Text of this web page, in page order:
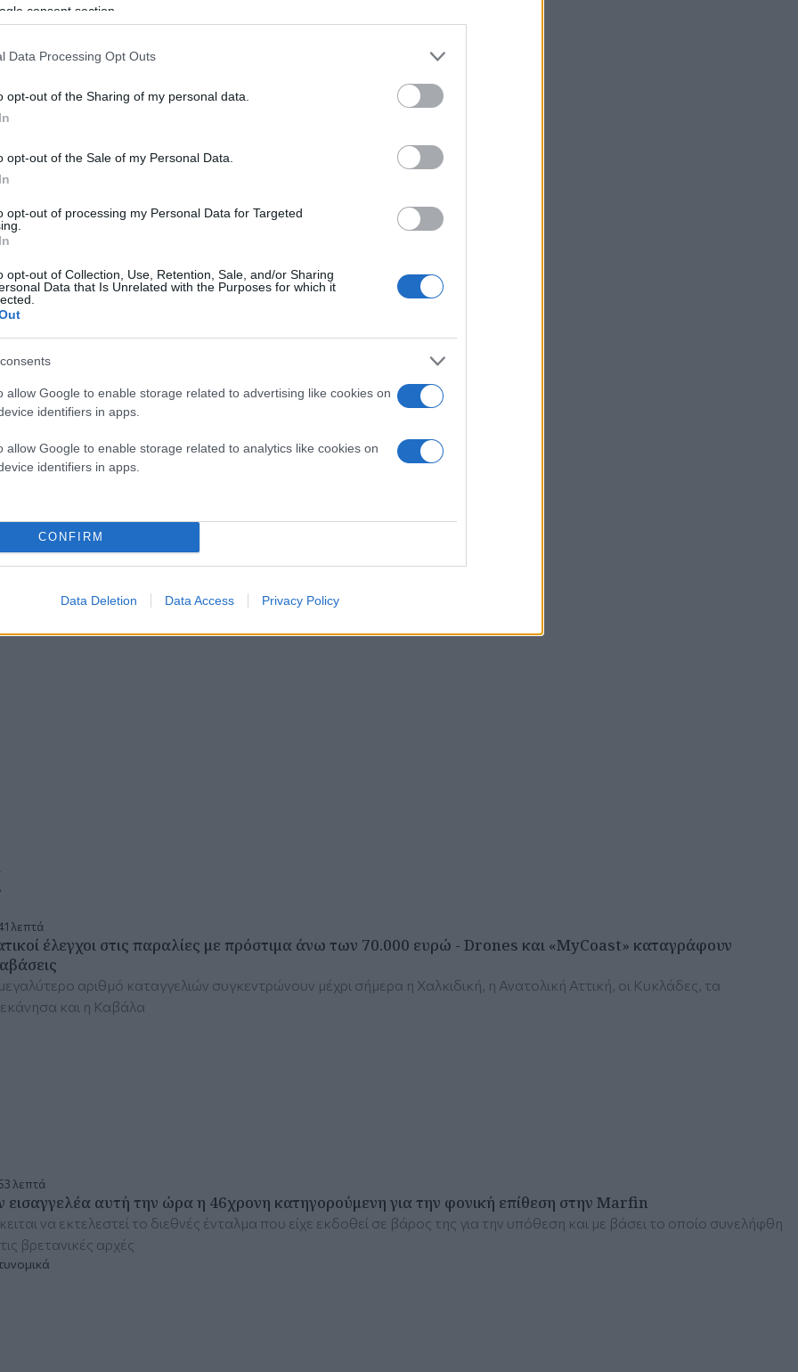
consent section.
Data Processing Opt Outs
opt-out of the Sharing of my personal data.
opt-out of the Sale of my Personal Data.
opt-out of processing my Personal Data for Targeted
opt-out of Collection, Use, Retention, Sale, and/or Sharing
Data that Is Unrelated with the Purposes for which it
allow Google to enable storage related to advertising like cookies on
identifiers in apps.
allow Google to enable storage related to analytics like cookies on
identifiers in apps.
CONFIRM
Data Deletion Data Access Privacy Policy
λεπτά
έλεγχοι στις παραλίες με πρόστιμα άνω των 70.000 ευρώ - Drones και «MyCoast» καταγράφουν
αριθμό καταγγελιών συγκεντρώνουν μέχρι σήμερα η Χαλκιδική, η Ανατολική Αττική, οι Κυκλάδες, τα
και η Καβάλα
λεπτά
εισαγγελέα αυτή την ώρα η 46χρονη κατηγορούμενη για την φονική επίθεση στην Marfin
να εκτελεστεί το διεθνές ένταλμα που είχε εκδοθεί σε βάρος της για την υπόθεση και με βάσει το οποίο συνελήφθη
βρετανικές αρχές